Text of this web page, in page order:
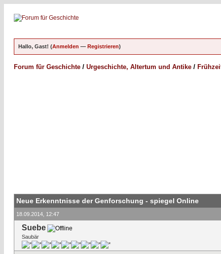
Hallo, Gast! (Anmelden — Registrieren)
Forum für Geschichte / Urgeschichte, Altertum und Antike /
Neue Erkenntnisse der Genforschung - spiegel Online
18.09.2014, 12:47
Suebe
Saubär